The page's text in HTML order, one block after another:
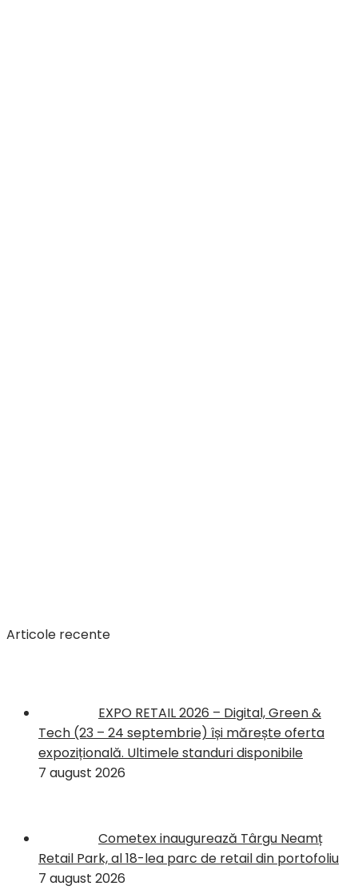
Articole recente
EXPO RETAIL 2026 – Digital, Green &
Tech (23 – 24 septembrie) își mărește oferta
expozițională. Ultimele standuri disponibile
7 august 2026
Cometex inaugurează Târgu Neamț
Retail Park, al 18-lea parc de retail din portofoliu
7 august 2026